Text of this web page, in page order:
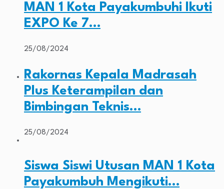
MAN 1 Kota Payakumbuhi Ikuti
EXPO Ke 7…
25/08/2024
Rakornas Kepala Madrasah
Plus Keterampilan dan
Bimbingan Teknis…
25/08/2024
Siswa Siswi Utusan MAN 1 Kota
Payakumbuh Mengikuti…